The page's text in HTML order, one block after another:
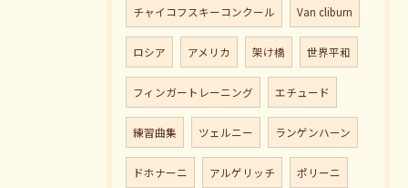
チャイコフスキーコンクール Van cliburn
ロシア アメリカ 架け橋 世界平和
フィンガートレーニング エチュード
練習曲集 ツェルニー ランゲンハーン
ドホナーニ アルゲリッチ ポリーニ